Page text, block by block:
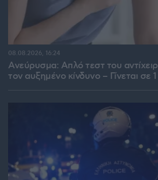
Ανεύρυσμα: Απλό τεστ του
τον αυξημένο κίνδυνο – Γίνεται σε
08.08.2026, 16:24